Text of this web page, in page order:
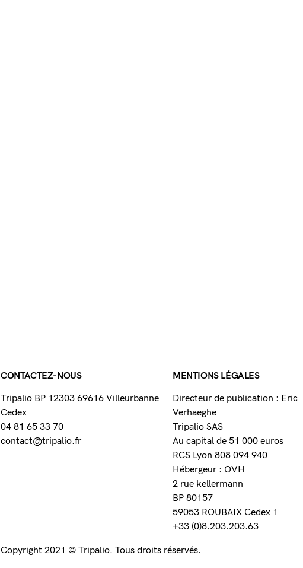
CONTACTEZ-NOUS
Tripalio BP 12303 69616 Villeurbanne
Cedex
04 81 65 33 70
contact@tripalio.fr
MENTIONS LÉGALES
Directeur de publication : Eric
Verhaeghe
Tripalio SAS
Au capital de 51 000 euros
RCS Lyon 808 094 940
Hébergeur : OVH
2 rue kellermann
BP 80157
59053 ROUBAIX Cedex 1
+33 (0)8.203.203.63
Copyright 2021 © Tripalio. Tous droits réservés.